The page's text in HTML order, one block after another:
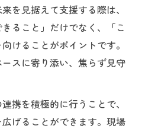
を見据えて支援する際は、
ること」だけでなく、「こ
けることがポイントです。
スに寄り添い、焦らず見守
携を積極的に行うことで、
げることができます。現場